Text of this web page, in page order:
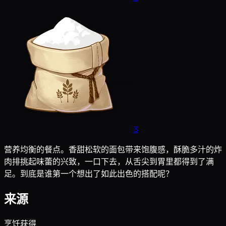
3
营养均衡的餐点。香甜松软的面包带来饱腹感，酥脆多汁的炸
肉排挑起味蕾的兴致，一口下去，从舌尖到胃里都得到了满
足。到底是谁第一个想出了如此出色的搭配呢？
来源
烹饪获得